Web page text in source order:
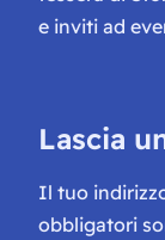
e inviti ad
Lascia
Il tuo
obbligatori